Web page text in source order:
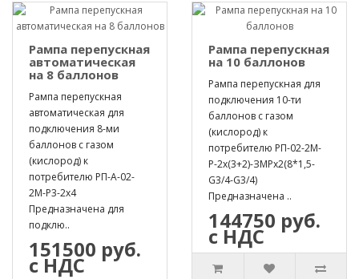
Рампа перепускная
автоматическая
на 8 баллонов
Рампа перепускная
автоматическая для
подключения 8-ми
баллонов с газом
(кислород) к
потребителю РП-А-02-
2М-Р3-2х4
Предназначена для
подклю..
151500 руб.
с НДС
Рампа перепускная
на 10 баллонов
Рампа перепускная для
подключения 10-ти
баллонов с газом
(кислород) к
потребителю РП-02-2М-
Р-2х(3+2)-ЗМРх2(8*1,5-
G3/4-G3/4)
Предназначена ..
144750 руб.
с НДС